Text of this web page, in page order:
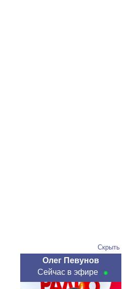
Скрыть
Олег Певунов
Сейчас в эфире